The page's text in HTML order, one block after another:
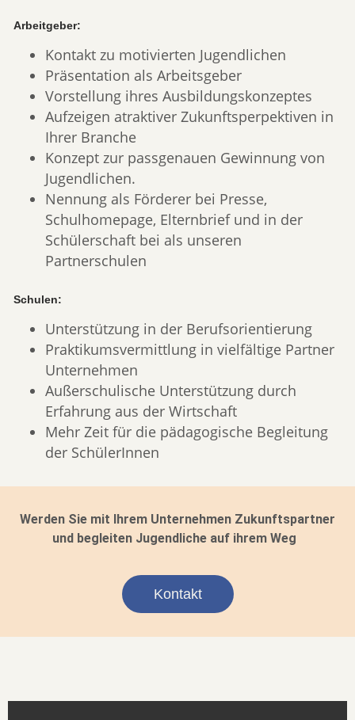
Arbeitgeber:
Kontakt zu motivierten Jugendlichen
Präsentation als Arbeitsgeber
Vorstellung ihres Ausbildungskonzeptes
Aufzeigen atraktiver Zukunftsperpektiven in
Ihrer Branche
Konzept zur passgenauen Gewinnung von
Jugendlichen.
Nennung als Förderer bei Presse,
Schulhomepage, Elternbrief und in der
Schülerschaft bei als unseren
Partnerschulen
Schulen:
Unterstützung in der Berufsorientierung
Praktikumsvermittlung in vielfältige Partner
Unternehmen
Außerschulische Unterstützung durch
Erfahrung aus der Wirtschaft
Mehr Zeit für die pädagogische Begleitung
der SchülerInnen
Werden Sie mit Ihrem Unternehmen Zukunftspartner
und begleiten Jugendliche auf ihrem Weg
Kontakt